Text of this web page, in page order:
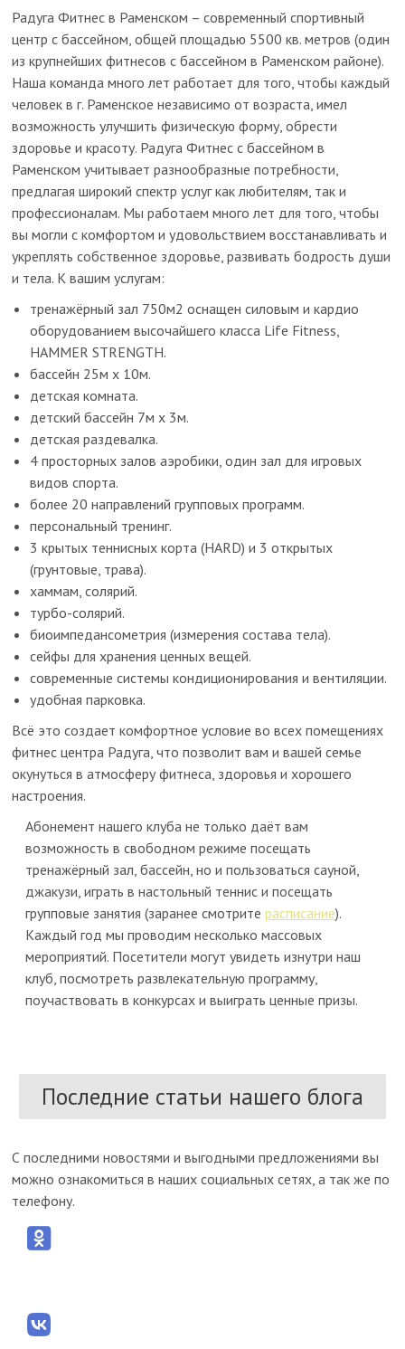
Радуга Фитнес в Раменском – современный спортивный
центр с бассейном, общей площадью 5500 кв. метров (один
из крупнейших фитнесов с бассейном в Раменском районе).
Наша команда много лет работает для того, чтобы каждый
человек в г. Раменское независимо от возраста, имел
возможность улучшить физическую форму, обрести
здоровье и красоту. Радуга Фитнес с бассейном в
Раменском учитывает разнообразные потребности,
предлагая широкий спектр услуг как любителям, так и
профессионалам. Мы работаем много лет для того, чтобы
вы могли с комфортом и удовольствием восстанавливать и
укреплять собственное здоровье, развивать бодрость души
и тела. К вашим услугам:
тренажёрный зал 750м2 оснащен силовым и кардио
оборудованием высочайшего класса Life Fitness,
HAMMER STRENGTH.
бассейн 25м х 10м.
детская комната.
детский бассейн 7м х 3м.
детская раздевалка.
4 просторных залов аэробики, один зал для игровых
видов спорта.
более 20 направлений групповых программ.
персональный тренинг.
3 крытых теннисных корта (HARD) и 3 открытых
(грунтовые, трава).
хаммам, солярий.
турбо-солярий.
биоимпедансометрия (измерения состава тела).
сейфы для хранения ценных вещей.
современные системы кондиционирования и вентиляции.
удобная парковка.
Всё это создает комфортное условие во всех помещениях
фитнес центра Радуга, что позволит вам и вашей семье
окунуться в атмосферу фитнеса, здоровья и хорошего
настроения.
Абонемент нашего клуба не только даёт вам
возможность в свободном режиме посещать
тренажёрный зал, бассейн, но и пользоваться сауной,
джакузи, играть в настольный теннис и посещать
групповые занятия (заранее смотрите расписание).
Каждый год мы проводим несколько массовых
мероприятий. Посетители могут увидеть изнутри наш
клуб, посмотреть развлекательную программу,
поучаствовать в конкурсах и выиграть ценные призы.
Последние статьи нашего блога
С последними новостями и выгодными предложениями вы
можно ознакомиться в наших социальных сетях, а так же по
телефону.